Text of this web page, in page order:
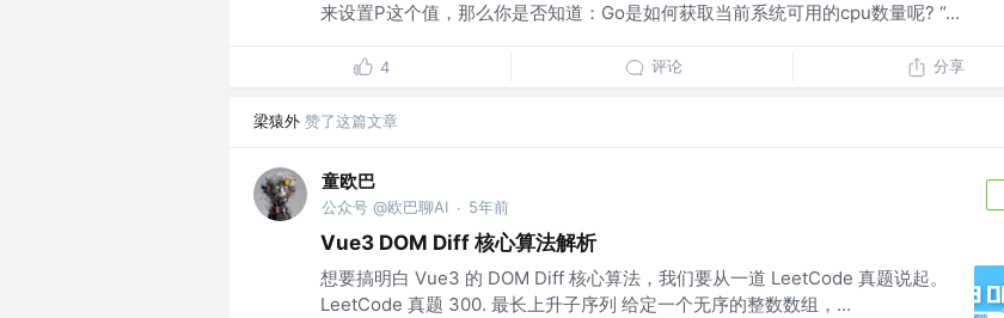
来设置P这个值，那么你是否知道：Go是如何获取当前系统可用的cpu数量呢? “...
4 评论 分享
梁猿外 赞了这篇文章
童欧巴
公众号 @欧巴聊AI · 5年前
Vue3 DOM Diff 核心算法解析
想要搞明白 Vue3 的 DOM Diff 核心算法，我们要从一道 LeetCode 真题说起。
LeetCode 真题 300. 最长上升子序列 给定一个无序的整数数组，...